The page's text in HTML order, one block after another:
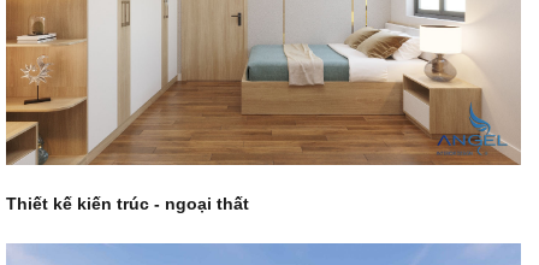
Thiết kế kiến trúc - ngoại thất